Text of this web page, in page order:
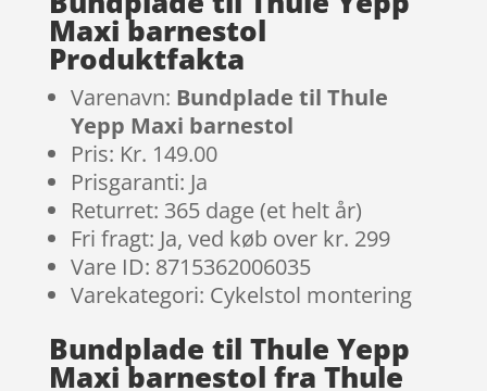
Maxi barnestol
Produktfakta
Varenavn: Bundplade til Thule
Yepp Maxi barnestol
Pris: Kr. 149.00
Prisgaranti: Ja
Returret: 365 dage (et helt år)
Fri fragt: Ja, ved køb over kr. 299
Vare ID: 8715362006035
Varekategori: Cykelstol montering
Bundplade til Thule Yepp
Maxi barnestol fra Thule